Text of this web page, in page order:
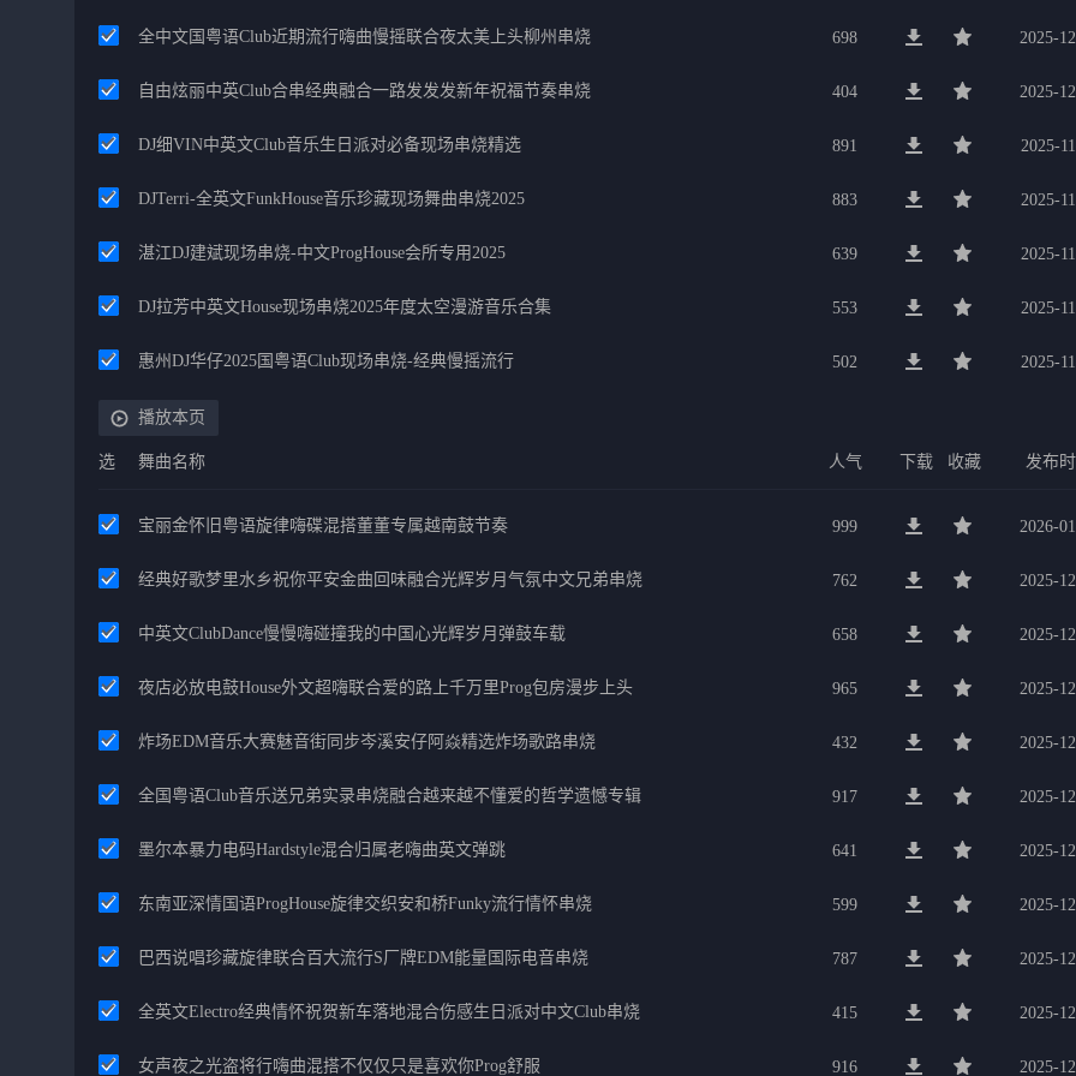
全中文国粤语Club近期流行嗨曲慢摇联合夜太美上头柳州串烧 698 2025-
自由炫丽中英Club合串经典融合一路发发发新年祝福节奏串烧 404 2025-
DJ细VIN中英文Club音乐生日派对必备现场串烧精选 891 2025-
DJTerri-全英文FunkHouse音乐珍藏现场舞曲串烧2025 883 2025-
湛江DJ建斌现场串烧-中文ProgHouse会所专用2025 639 2025-
DJ拉芳中英文House现场串烧2025年度太空漫游音乐合集 553 2025-
惠州DJ华仔2025国粤语Club现场串烧-经典慢摇流行 502 2025-
播放本页
选 舞曲名称 人气 下载 收藏 发布时
宝丽金怀旧粤语旋律嗨碟混搭董董专属越南鼓节奏 999 2026-
经典好歌梦里水乡祝你平安金曲回味融合光辉岁月气氛中文兄弟串烧 762 2025-
中英文ClubDance慢慢嗨碰撞我的中国心光辉岁月弹鼓车载 658 2025-
夜店必放电鼓House外文超嗨联合爱的路上千万里Prog包房漫步上头 965 2025-
炸场EDM音乐大赛魅音街同步岑溪安仔阿焱精选炸场歌路串烧 432 2025-
全国粤语Club音乐送兄弟实录串烧融合越来越不懂爱的哲学遗憾专辑 917 2025-
墨尔本暴力电码Hardstyle混合归属老嗨曲英文弹跳 641 2025-
东南亚深情国语ProgHouse旋律交织安和桥Funky流行情怀串烧 599 2025-
巴西说唱珍藏旋律联合百大流行S厂牌EDM能量国际电音串烧 787 2025-
全英文Electro经典情怀祝贺新车落地混合伤感生日派对中文Club串烧 415 2025-
女声夜之光盗将行嗨曲混搭不仅仅只是喜欢你Prog舒服 916 2025-